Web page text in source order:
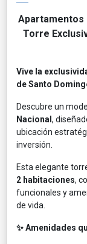
Apartamentos
Torre
Vive la
de Santo
Descubre un
Nacional ,
ubicación
inversión.
Esta elegante
2 habitaciones,
funcionales y
de vida.
✨ Amenidades